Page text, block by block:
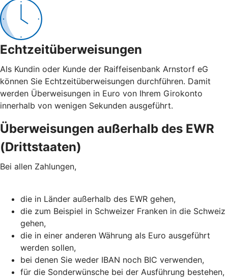
Echtzeitüberweisungen
Als Kundin oder Kunde der Raiffeisenbank Arnstorf eG
können Sie Echtzeitüberweisungen durchführen. Damit
werden Überweisungen in Euro von Ihrem Girokonto
innerhalb von wenigen Sekunden ausgeführt.
Überweisungen außerhalb des EWR
(Drittstaaten)
Bei allen Zahlungen,
die in Länder außerhalb des EWR gehen,
die zum Beispiel in Schweizer Franken in die Schweiz
gehen,
die in einer anderen Währung als Euro ausgeführt
werden sollen,
bei denen Sie weder IBAN noch BIC verwenden,
für die Sonderwünsche bei der Ausführung bestehen,